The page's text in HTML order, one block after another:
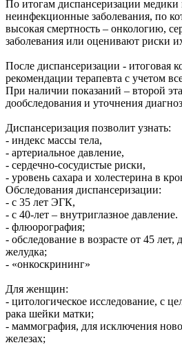
По итогам диспансеризации
неинфекционные заболевания, по
высокая смертность – онкологию,
заболевания или оценивают риски
После диспансеризации - итоговая
рекомендации терапевта с учетом
При наличии показаний – второй
дообследования и уточнения
Диспансеризация позволит узнать:
- индекс массы тела,
- артериальное давление,
- сердечно-сосудистые риски,
- уровень сахара и холестерина в
Обследования диспансеризации:
- с 35 лет ЭГК,
- с 40-лет – внутриглазное давление.
- флюорография;
- обследование в возрасте от 45 лет,
желудка;
- «онкоскрининг»
Для женщин:
- цитологическое исследование, с
рака шейки матки;
- маммография, для исключения
железах;